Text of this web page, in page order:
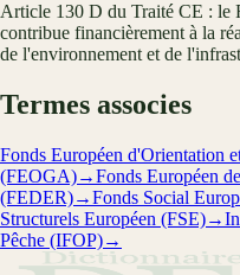
Article 130 D du Traité CE : le
contribue financièrement à la
de l'environnement et de
Termes associes
Fonds Européen d'Orientation
(FEOGA)→Fonds Européen
(FEDER)→Fonds Social
Structurels Européen (FSE)→
Pêche (IFOP)→